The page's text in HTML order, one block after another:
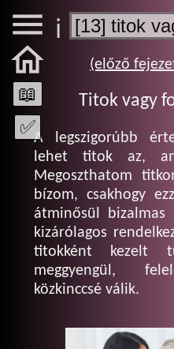


📖
✅
ℹ️
(előző
Titok vagy
A legszigorúbb
lehet titok az,
Megoszthatom
bízom, csakhogy
átminősül
kizárólagos
titokként kezelt
meggyengül,
közkinccsé válik.